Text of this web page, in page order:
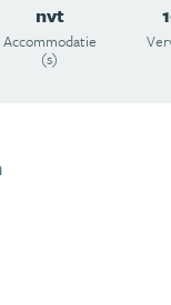
nvt
Accommodatie
(s)